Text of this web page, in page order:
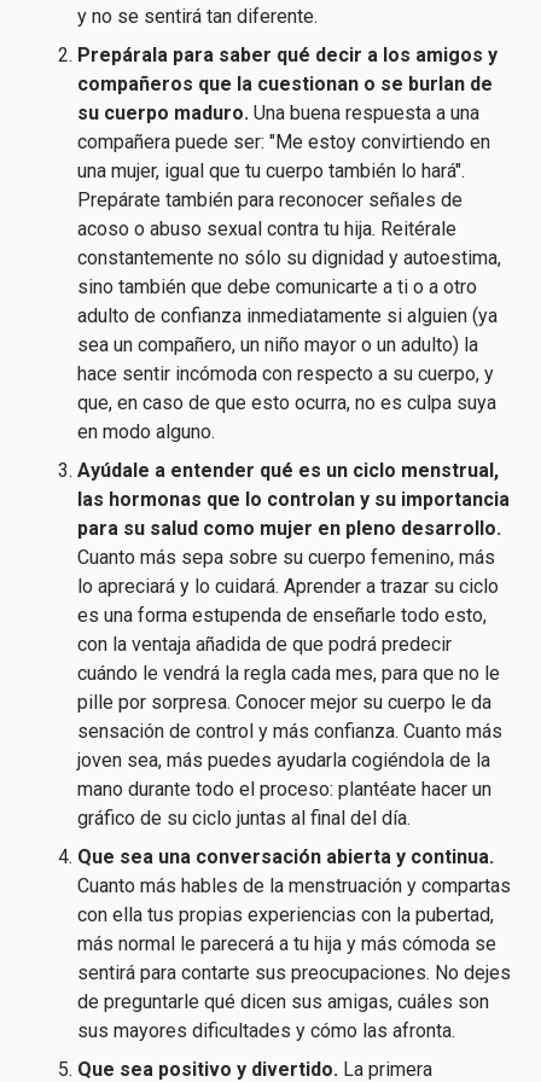
y no se sentirá tan diferente.
Prepárala para saber qué decir a los amigos y
compañeros que la cuestionan o se burlan de
su cuerpo maduro. Una buena respuesta a una
compañera puede ser: "Me estoy convirtiendo en
una mujer, igual que tu cuerpo también lo hará".
Prepárate también para reconocer señales de
acoso o abuso sexual contra tu hija. Reitérale
constantemente no sólo su dignidad y autoestima,
sino también que debe comunicarte a ti o a otro
adulto de confianza inmediatamente si alguien (ya
sea un compañero, un niño mayor o un adulto) la
hace sentir incómoda con respecto a su cuerpo, y
que, en caso de que esto ocurra, no es culpa suya
en modo alguno.
Ayúdale a entender qué es un ciclo menstrual,
las hormonas que lo controlan y su importancia
para su salud como mujer en pleno desarrollo.
Cuanto más sepa sobre su cuerpo femenino, más
lo apreciará y lo cuidará. Aprender a trazar su ciclo
es una forma estupenda de enseñarle todo esto,
con la ventaja añadida de que podrá predecir
cuándo le vendrá la regla cada mes, para que no le
pille por sorpresa. Conocer mejor su cuerpo le da
sensación de control y más confianza. Cuanto más
joven sea, más puedes ayudarla cogiéndola de la
mano durante todo el proceso: plantéate hacer un
gráfico de su ciclo juntas al final del día.
Que sea una conversación abierta y continua.
Cuanto más hables de la menstruación y compartas
con ella tus propias experiencias con la pubertad,
más normal le parecerá a tu hija y más cómoda se
sentirá para contarte sus preocupaciones. No dejes
de preguntarle qué dicen sus amigas, cuáles son
sus mayores dificultades y cómo las afronta.
Que sea positivo y divertido. La primera